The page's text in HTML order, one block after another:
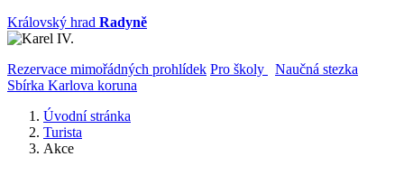
Královský hrad Radyně
Rezervace mimořádných prohlídek Pro školy
Naučná stezka
Sbírka Karlova koruna
Úvodní stránka
Turista
Akce